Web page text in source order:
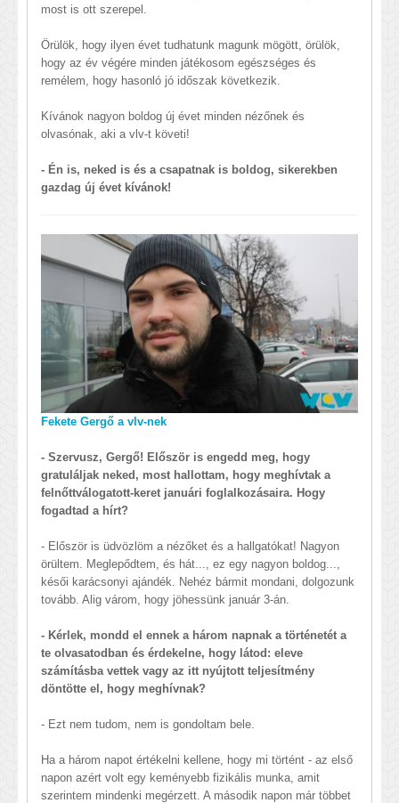
most is ott szerepel.
Örülök, hogy ilyen évet tudhatunk magunk mögött, örülök,
hogy az év végére minden játékosom egészséges és
remélem, hogy hasonló jó időszak következik.
Kívánok nagyon boldog új évet minden nézőnek és
olvasónak, aki a vlv-t követi!
- Én is, neked is és a csapatnak is boldog, sikerekben
gazdag új évet kívánok!
Fekete Gergő a vlv-nek
- Szervusz, Gergő! Először is engedd meg, hogy
gratuláljak neked, most hallottam, hogy meghívtak a
felnőttválogatott-keret januári foglalkozásaira. Hogy
fogadtad a hírt?
- Először is üdvözlöm a nézőket és a hallgatókat! Nagyon
örültem. Meglepődtem, és hát..., ez egy nagyon boldog...,
késői karácsonyi ajándék. Nehéz bármit mondani, dolgozunk
tovább. Alig várom, hogy jöhessünk január 3-án.
- Kérlek, mondd el ennek a három napnak a történetét a
te olvasatodban és érdekelne, hogy látod: eleve
számításba vettek vagy az itt nyújtott teljesítmény
döntötte el, hogy meghívnak?
- Ezt nem tudom, nem is gondoltam bele.
Ha a három napot értékelni kellene, hogy mi történt - az első
napon azért volt egy keményebb fizikális munka, amit
szerintem mindenki megérzett. A második napon már többet